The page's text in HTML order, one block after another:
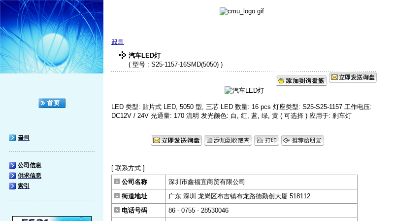
끓틔
公司信息
供求信息
索引
끓틔
汽车LED灯
( 型号 : S25-1157-16SMD(5050) )
LED 类型: 贴片式 LED, 5050 型, 三芯 LED 数量: 16 pcs 灯座类型: S25-S25-1157 工作电压:
DC12V / 24V 光通量: 170 流明 发光颜色: 白, 红, 蓝, 绿, 黄 ( 可选择 ) 应用于: 刹车灯
[ 联系方式 ]
公司名称
深圳市鑫福宜商贸有限公司
街道地址
广东 深圳 龙岗区布吉镇布龙路德勤创大厦 518112
电话号码
86 - 0755 - 28530046